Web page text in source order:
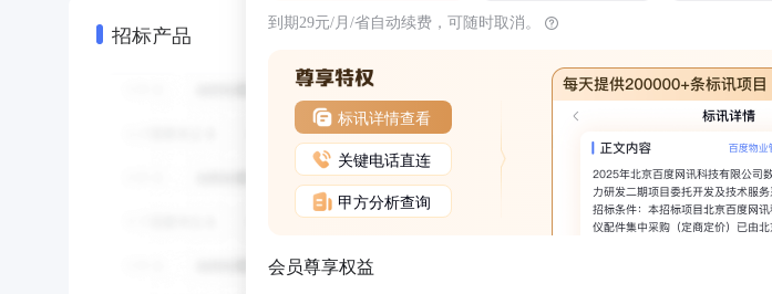
招标产品 到期29元/月/省自动续费，可随时取消。
标讯详情查看
关键电话直连
甲方分析查询
会员尊享权益